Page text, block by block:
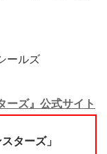
ールズ
ズ』公式サイト
ターズ」